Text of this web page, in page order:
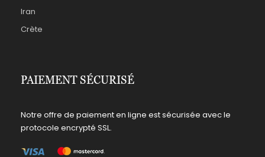
Iran
Crète
PAIEMENT SÉCURISÉ
Notre offre de paiement en ligne est sécurisée avec le
protocole encrypté SSL.